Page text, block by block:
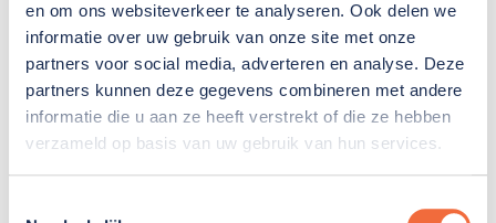
en om ons websiteverkeer te analyseren. Ook delen we
informatie over uw gebruik van onze site met onze
partners voor social media, adverteren en analyse. Deze
partners kunnen deze gegevens combineren met andere
informatie die u aan ze heeft verstrekt of die ze hebben
verzameld op basis van uw gebruik van hun services.
iets goed doen. Of dat we ze ergens aan
herinneren. Andere bewoners hebben het
nodig dat we zorghandelingen overnemen.
Er is geen verpleging. We overleggen over
verpleegkundige handelingen die nodig zijn.
uitvoeren. In uitzonderlijke situaties schakelen we